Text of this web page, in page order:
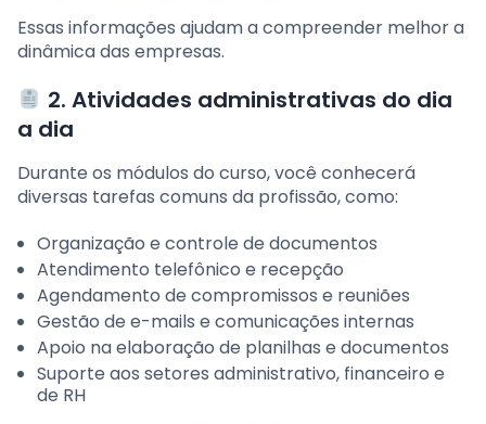
Essas informações ajudam a compreender melhor a
dinâmica das empresas.
2. Atividades administrativas do dia
a dia
Durante os módulos do curso, você conhecerá
diversas tarefas comuns da profissão, como:
Organização e controle de documentos
Atendimento telefônico e recepção
Agendamento de compromissos e reuniões
Gestão de e-mails e comunicações internas
Apoio na elaboração de planilhas e documentos
Suporte aos setores administrativo, financeiro e
de RH